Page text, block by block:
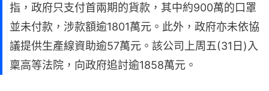
指，政府只支付首兩期的貨款，其中約900萬的口罩
並未付款，涉款額逾1801萬元。此外，政府亦未依協
議提供生產線資助逾57萬元。該公司上周五(31日)入
稟高等法院，向政府追討逾1858萬元。